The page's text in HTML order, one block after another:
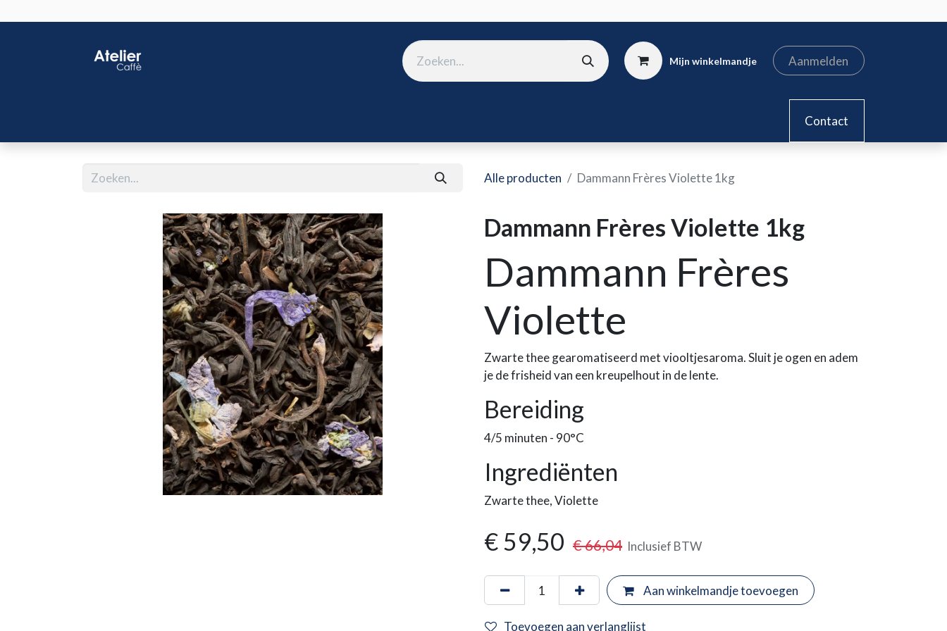
Mijn winkelmandje Aanmelden
Contact
Alle producten Dammann Frères Violette 1kg
Dammann Frères Violette 1kg
Dammann Frères
Violette
Zwarte thee gearomatiseerd met viooltjesaroma. Sluit je ogen en adem
je de frisheid van een kreupelhout in de lente.
Bereiding
4/5 minuten - 90°C
Ingrediënten
Zwarte thee, Violette
€59,50 €66,04 Inclusief BTW
Aan winkelmandje toevoegen
Toevoegen aan verlanglijst